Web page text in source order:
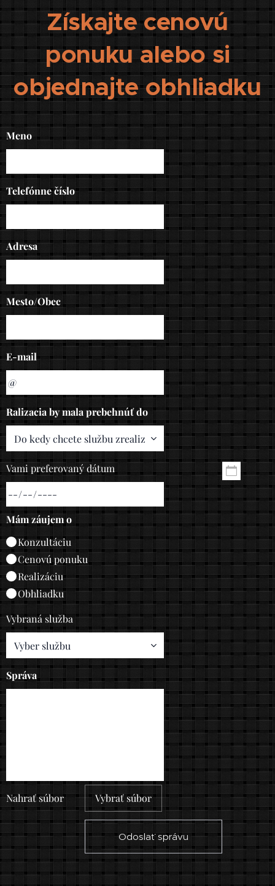
Získajte cenovú
ponuku alebo si
objednajte obhliadku
Meno
Telefónne číslo
Adresa
Mesto/Obec
E-mail
Ralizacia by mala prebehnúť do
Vami preferovaný dátum
Mám záujem o
Konzultáciu
Cenovú ponuku
Realizáciu
Obhliadku
Vybraná služba
Správa
Nahrať súbor Vybrať súbor
Odoslať správu